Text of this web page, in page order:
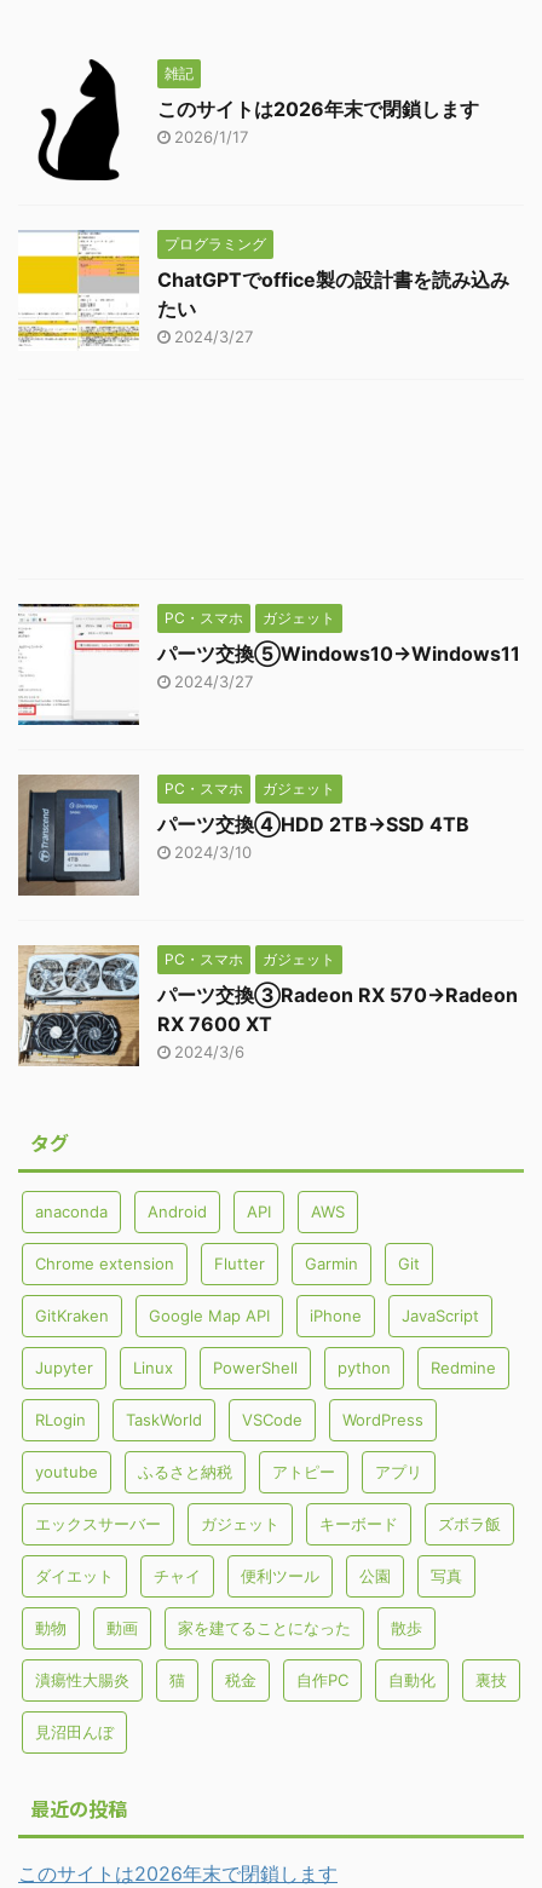
雑記
このサイトは2026年末で閉鎖します
2026/1/17
プログラミング
ChatGPTでoffice製の設計書を読み込み
たい
2024/3/27
PC・スマホ ガジェット
パーツ交換⑤Windows10→Windows11
2024/3/27
PC・スマホ ガジェット
パーツ交換④HDD 2TB→SSD 4TB
2024/3/10
PC・スマホ ガジェット
パーツ交換③Radeon RX 570→Radeon
RX 7600 XT
2024/3/6
タグ
anaconda Android API AWS
Chrome extension Flutter Garmin Git
GitKraken Google Map API iPhone JavaScript
Jupyter Linux PowerShell python Redmine
RLogin TaskWorld VSCode WordPress
youtube ふるさと納税 アトピー アプリ
エックスサーバー ガジェット キーボード ズボラ飯
ダイエット チャイ 便利ツール 公園 写真
動物 動画 家を建てることになった 散歩
潰瘍性大腸炎 猫 税金 自作PC 自動化 裏技
見沼田んぼ
最近の投稿
このサイトは2026年末で閉鎖します